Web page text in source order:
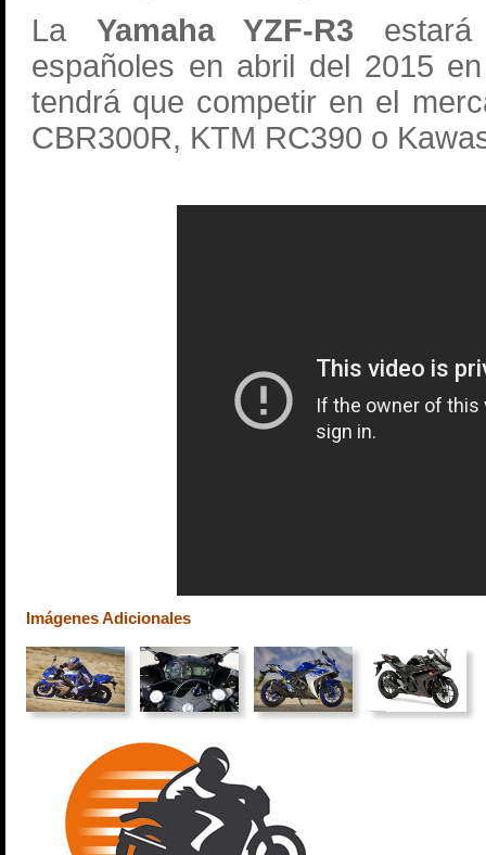
La Yamaha YZF-R3 estará
españoles en abril del 2015
tendrá que competir en el
CBR300R, KTM RC390 o
Imágenes Adicionales